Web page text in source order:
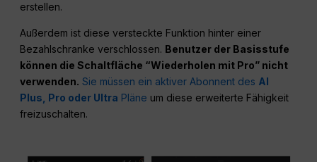
erstellen.
Außerdem ist diese versteckte Funktion hinter einer
Bezahlschranke verschlossen. Benutzer der Basisstufe
können die Schaltfläche “Wiederholen mit Pro” nicht
verwenden. Sie müssen ein aktiver Abonnent des AI
Plus, Pro oder Ultra Pläne um diese erweiterte Fähigkeit
freizuschalten.